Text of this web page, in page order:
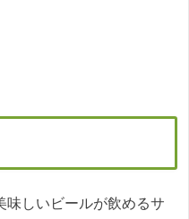
味しいビールが飲めるサ